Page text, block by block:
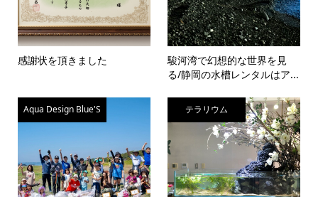
感謝状を頂きました
駿河湾で幻想的な世界を見
る/静岡の水槽レンタルはア...
Aqua Design Blue'S テラリウム